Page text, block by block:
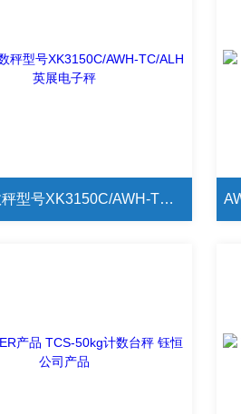
英展计数秤型号XK3150C/AWH-TC/ALH英展电子秤